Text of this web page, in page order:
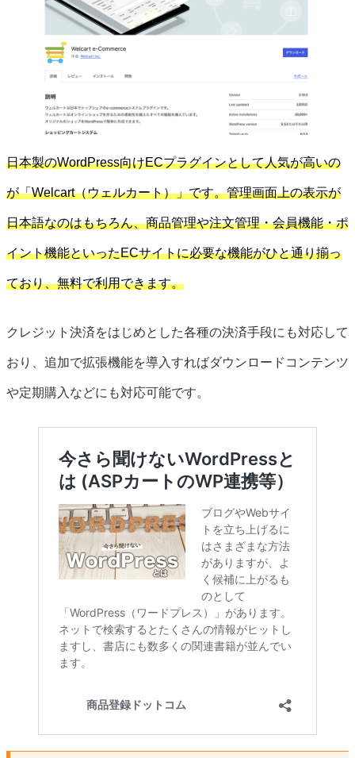
日本製のWordPress向けECプラグインとして人気が高いの
が「Welcart（ウェルカート）」です。管理画面上の表示が
日本語なのはもちろん、商品管理や注文管理・会員機能・ポ
イント機能といったECサイトに必要な機能がひと通り揃っ
ており、無料で利用できます。
クレジット決済をはじめとした各種の決済手段にも対応して
おり、追加で拡張機能を導入すればダウンロードコンテンツ
や定期購入などにも対応可能です。